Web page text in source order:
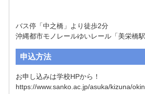
バス停「中之橋」より徒歩2分
沖縄都市モノレールゆいレール「美栄橋
申込方法
お申し込みは学校HPから！
https://www.sanko.ac.jp/asuka/kizuna/